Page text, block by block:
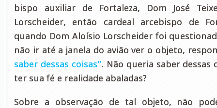
bispo auxiliar de Fortaleza, Dom José
Lorscheider, então cardeal arcebispo de
quando Dom Aloísio Lorscheiderfoi
não ir até a janela do avião ver o objeto,
saber dessas coisas”. Não queria saber dessas
ter sua fé e realidade abaladas?
Sobre a observação de tal objeto, não